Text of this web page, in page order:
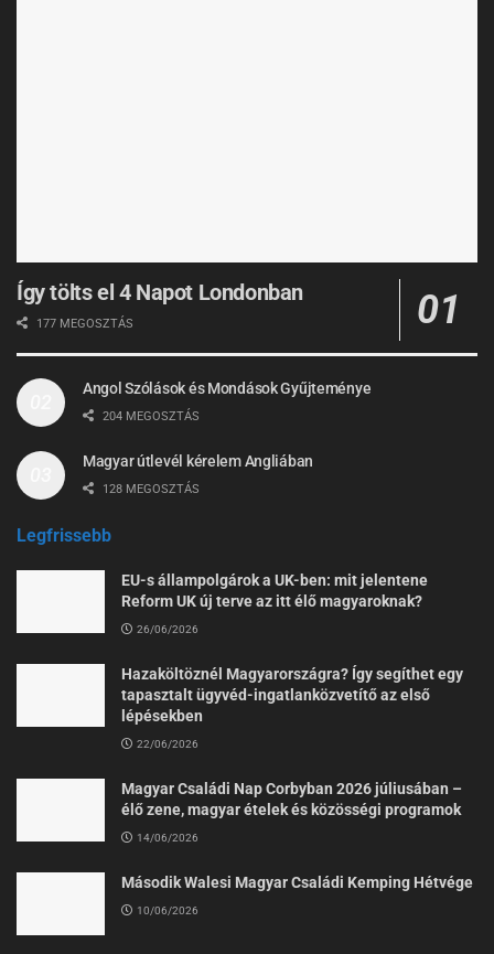
Így tölts el 4 Napot Londonban
177 MEGOSZTÁS
Angol Szólások és Mondások Gyűjteménye
204 MEGOSZTÁS
Magyar útlevél kérelem Angliában
128 MEGOSZTÁS
Legfrissebb
EU-s állampolgárok a UK-ben: mit jelentene
Reform UK új terve az itt élő magyaroknak?
26/06/2026
Hazaköltöznél Magyarországra? Így segíthet egy
tapasztalt ügyvéd-ingatlanközvetítő az első
lépésekben
22/06/2026
Magyar Családi Nap Corbyban 2026 júliusában –
élő zene, magyar ételek és közösségi programok
14/06/2026
Második Walesi Magyar Családi Kemping Hétvége
10/06/2026